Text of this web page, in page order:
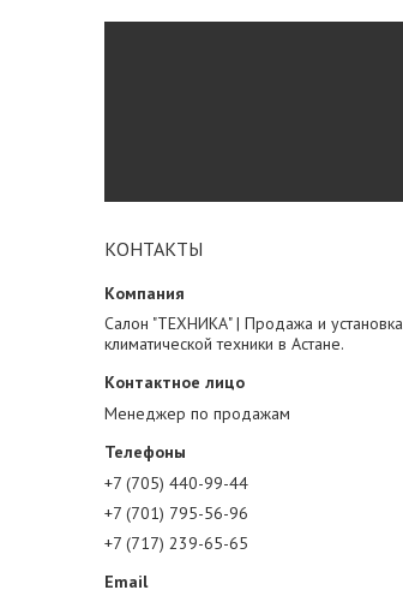
КОНТАКТЫ
Салон "ТЕХНИКА" | Продажа и установка
климатической техники в Астане.
Менеджер по продажам
+7 (705) 440-99-44
+7 (701) 795-56-96
+7 (717) 239-65-65